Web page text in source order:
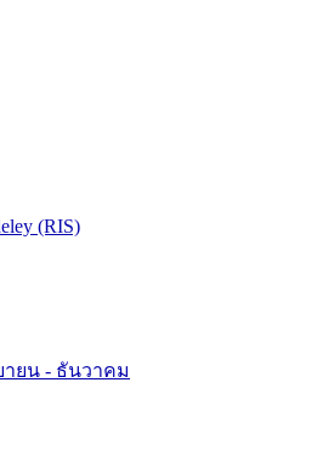
(RIS)
ายน - ธันวาคม